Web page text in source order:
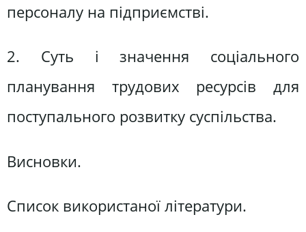
персоналу на підприємстві.
2. Суть і значення соціального
планування трудових ресурсів для
поступального розвитку суспільства.
Висновки.
Список використаної літератури.